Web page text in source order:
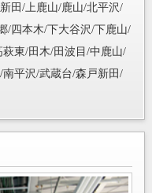
田/上鹿山/鹿山/北平沢/
/四本木/下大谷沢/下鹿山/
東/田木/田波目/中鹿山/
平沢/武蔵台/森戸新田/